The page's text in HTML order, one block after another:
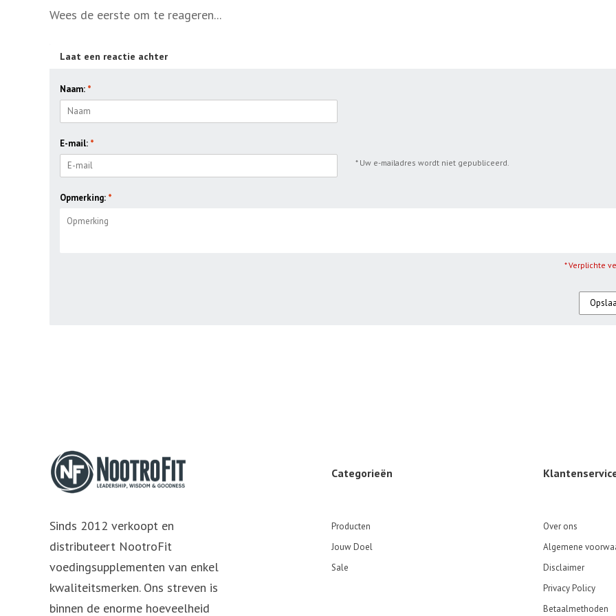
Wees de eerste om te reageren...
Laat een reactie achter
Naam: *
E-mail: *
* Uw e-mailadres wordt niet gepubliceerd.
Opmerking: *
* Verplichte
Sinds 2012 verkoopt en
distributeert NootroFit
voedingsupplementen van enkel
kwaliteitsmerken. Ons streven is
binnen de enorme hoeveelheid
Categorieën
Producten
Jouw Doel
Sale
Over ons
Algemene
Disclaimer
Privacy Policy
Betaalmethoden